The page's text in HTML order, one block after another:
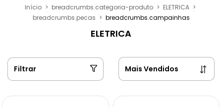
Início > breadcrumbs.categoria-produto > ELETRICA >
breadcrumbs.pecas > breadcrumbs.campainhas
ELETRICA
Filtrar